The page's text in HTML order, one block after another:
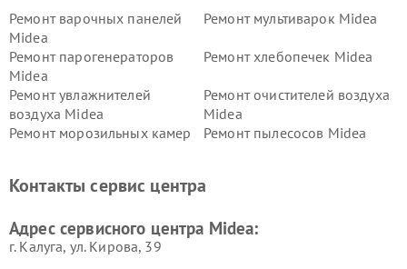
Ремонт варочных панелей
Midea
Ремонт мультиварок Midea
Ремонт парогенераторов
Midea
Ремонт хлебопечек Midea
Ремонт увлажнителей
воздуха Midea
Ремонт очистителей воздуха
Midea
Ремонт морозильных камер
Ремонт пылесосов Midea
пылесосов Midea
Midea
Контакты сервис центра
Адрес сервисного центра Midea:
г. Калуга, ул. Кирова, 39